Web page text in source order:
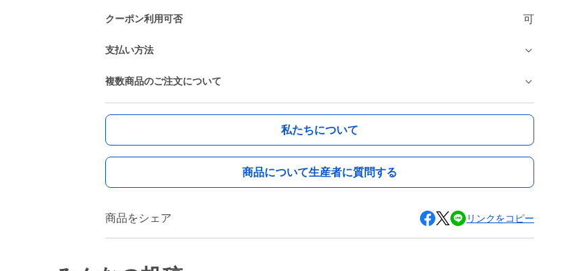
クーポン利用可否 可
支払い方法
複数商品のご注文について
私たちについて
商品について生産者に質問する
商品をシェア リンクをコピー